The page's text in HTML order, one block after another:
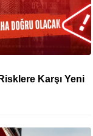
Karşı Yeni